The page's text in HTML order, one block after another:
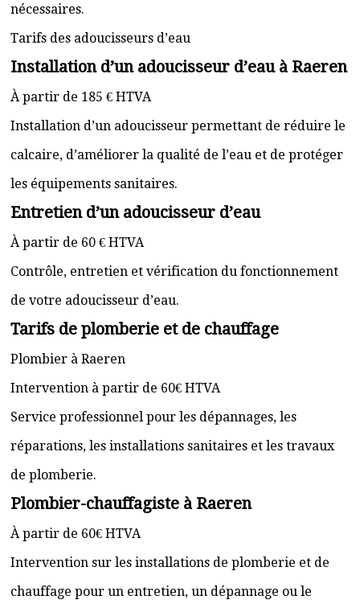
nécessaires.
Tarifs des adoucisseurs d’eau
Installation d’un adoucisseur d’eau à Raeren
À partir de 185 € HTVA
Installation d’un adoucisseur permettant de réduire le
calcaire, d’améliorer la qualité de l’eau et de protéger
les équipements sanitaires.
Entretien d’un adoucisseur d’eau
À partir de 60 € HTVA
Contrôle, entretien et vérification du fonctionnement
de votre adoucisseur d’eau.
Tarifs de plomberie et de chauffage
Plombier à Raeren
Intervention à partir de 60€ HTVA
Service professionnel pour les dépannages, les
réparations, les installations sanitaires et les travaux
de plomberie.
Plombier-chauffagiste à Raeren
À partir de 60€ HTVA
Intervention sur les installations de plomberie et de
chauffage pour un entretien, un dépannage ou le